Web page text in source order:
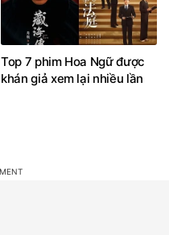
Top 7 phim Hoa Ngữ được
khán giả xem lại nhiều lần